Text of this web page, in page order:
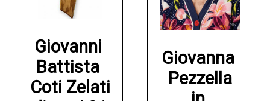
Giovanni
Battista
Coti Zelati
Giovanna
Pezzella